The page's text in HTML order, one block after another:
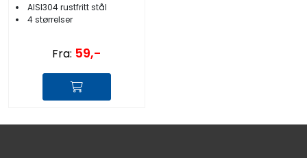
AISI304 rustfritt stål
4 størrelser
Fra: 59,-